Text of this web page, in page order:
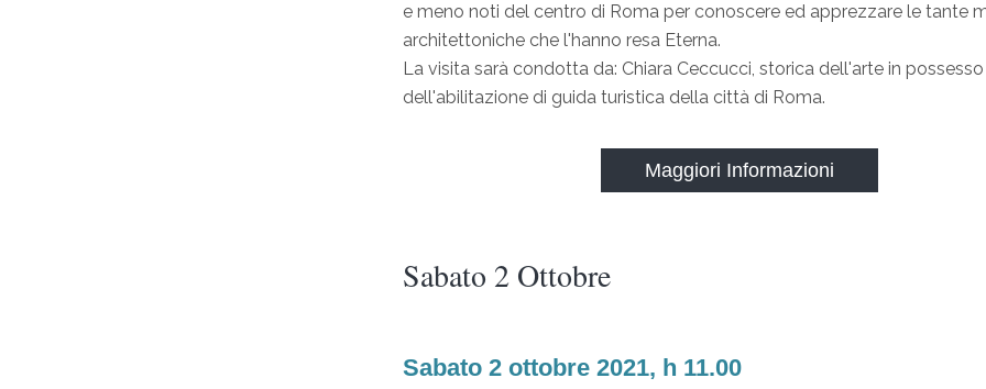
e meno noti del centro di Roma per conoscere ed apprezzare le tante
architettoniche che l'hanno resa Eterna.
La visita sarà condotta da: Chiara Ceccucci, storica dell'arte in possesso
dell'abilitazione di guida turistica della città di Roma.
Maggiori Informazioni
Sabato 2 Ottobre
Sabato 2 ottobre 2021, h 11.00